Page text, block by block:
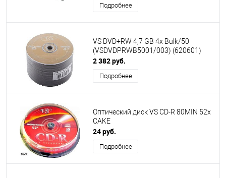
Подробнее
VS DVD+RW 4,7 GB 4x Bulk/50
(VSDVDPRWB5001/003) (620601)
2 382 руб.
Подробнее
Оптический диск VS CD-R 80MIN 52x
CAKE
24 руб.
Подробнее